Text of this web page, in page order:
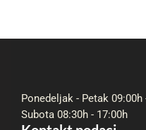
Ponedeljak - Petak 09:00h
Subota 08:30h - 17:00h